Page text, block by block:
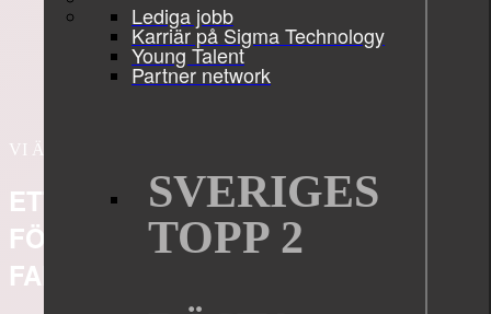
Lediga jobb
Karriär på Sigma Technology
Young Talent
Partner network
SVERIGES
TOPP 2
VI ÄR SIGMA TECHNOLOGY
ETT
GLOBALT
FÖRETAG
MED EN
FAMILJÄR